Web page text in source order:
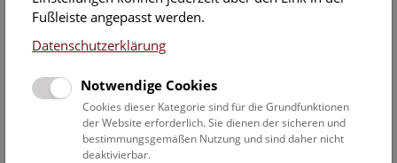
und Rassismus
Frank E. Zachos (Kurator
Säugetiersammlung, NHM Wien)
Mittwoch, 18. Februar 2026, 18:30 Uhr – 20:00 Uhr |
Fußleiste angepasst werden.
Datenschutzerklärung
Notwendige Cookies
Cookies dieser Kategorie sind für die Grundfunktionen
der Website erforderlich. Sie dienen der sicheren und
bestimmungsgemäßen Nutzung und sind daher nicht
deaktivierbar.